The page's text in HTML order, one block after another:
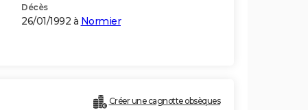
Décès
26/01/1992 à Normier
Créer une cagnotte obsèques